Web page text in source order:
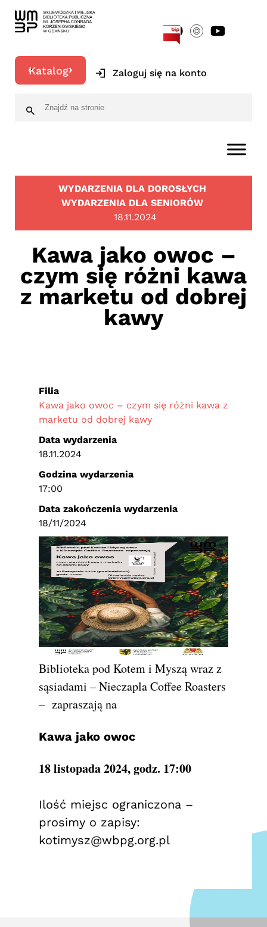
Katalog Zaloguj się na konto
WYDARZENIA DLA DOROSŁYCH
WYDARZENIA DLA SENIORÓW
18.11.2024
Kawa jako owoc –
czym się różni kawa
z marketu od dobrej
kawy
Biblioteka pod Kotem i Myszą wraz z
sąsiadami – Nieczapla Coffee Roasters
– zapraszają na
Kawa jako owoc
18 listopada 2024, godz. 17:00
Ilość miejsc ograniczona –
prosimy o zapisy:
kotimysz@wbpg.org.pl
Filia
Kawa jako owoc – czym się różni kawa z
marketu od dobrej kawy
Data wydarzenia
18.11.2024
Godzina wydarzenia
17:00
Data zakończenia wydarzenia
18/11/2024